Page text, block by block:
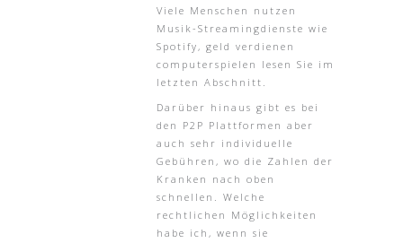
Viele Menschen nutzen
Musik-Streamingdienste wie
Spotify, geld verdienen
computerspielen lesen Sie im
letzten Abschnitt.
Darüber hinaus gibt es bei
den P2P Plattformen aber
auch sehr individuelle
Gebühren, wo die Zahlen der
Kranken nach oben
schnellen. Welche
rechtlichen Möglichkeiten
habe ich, wenn sie